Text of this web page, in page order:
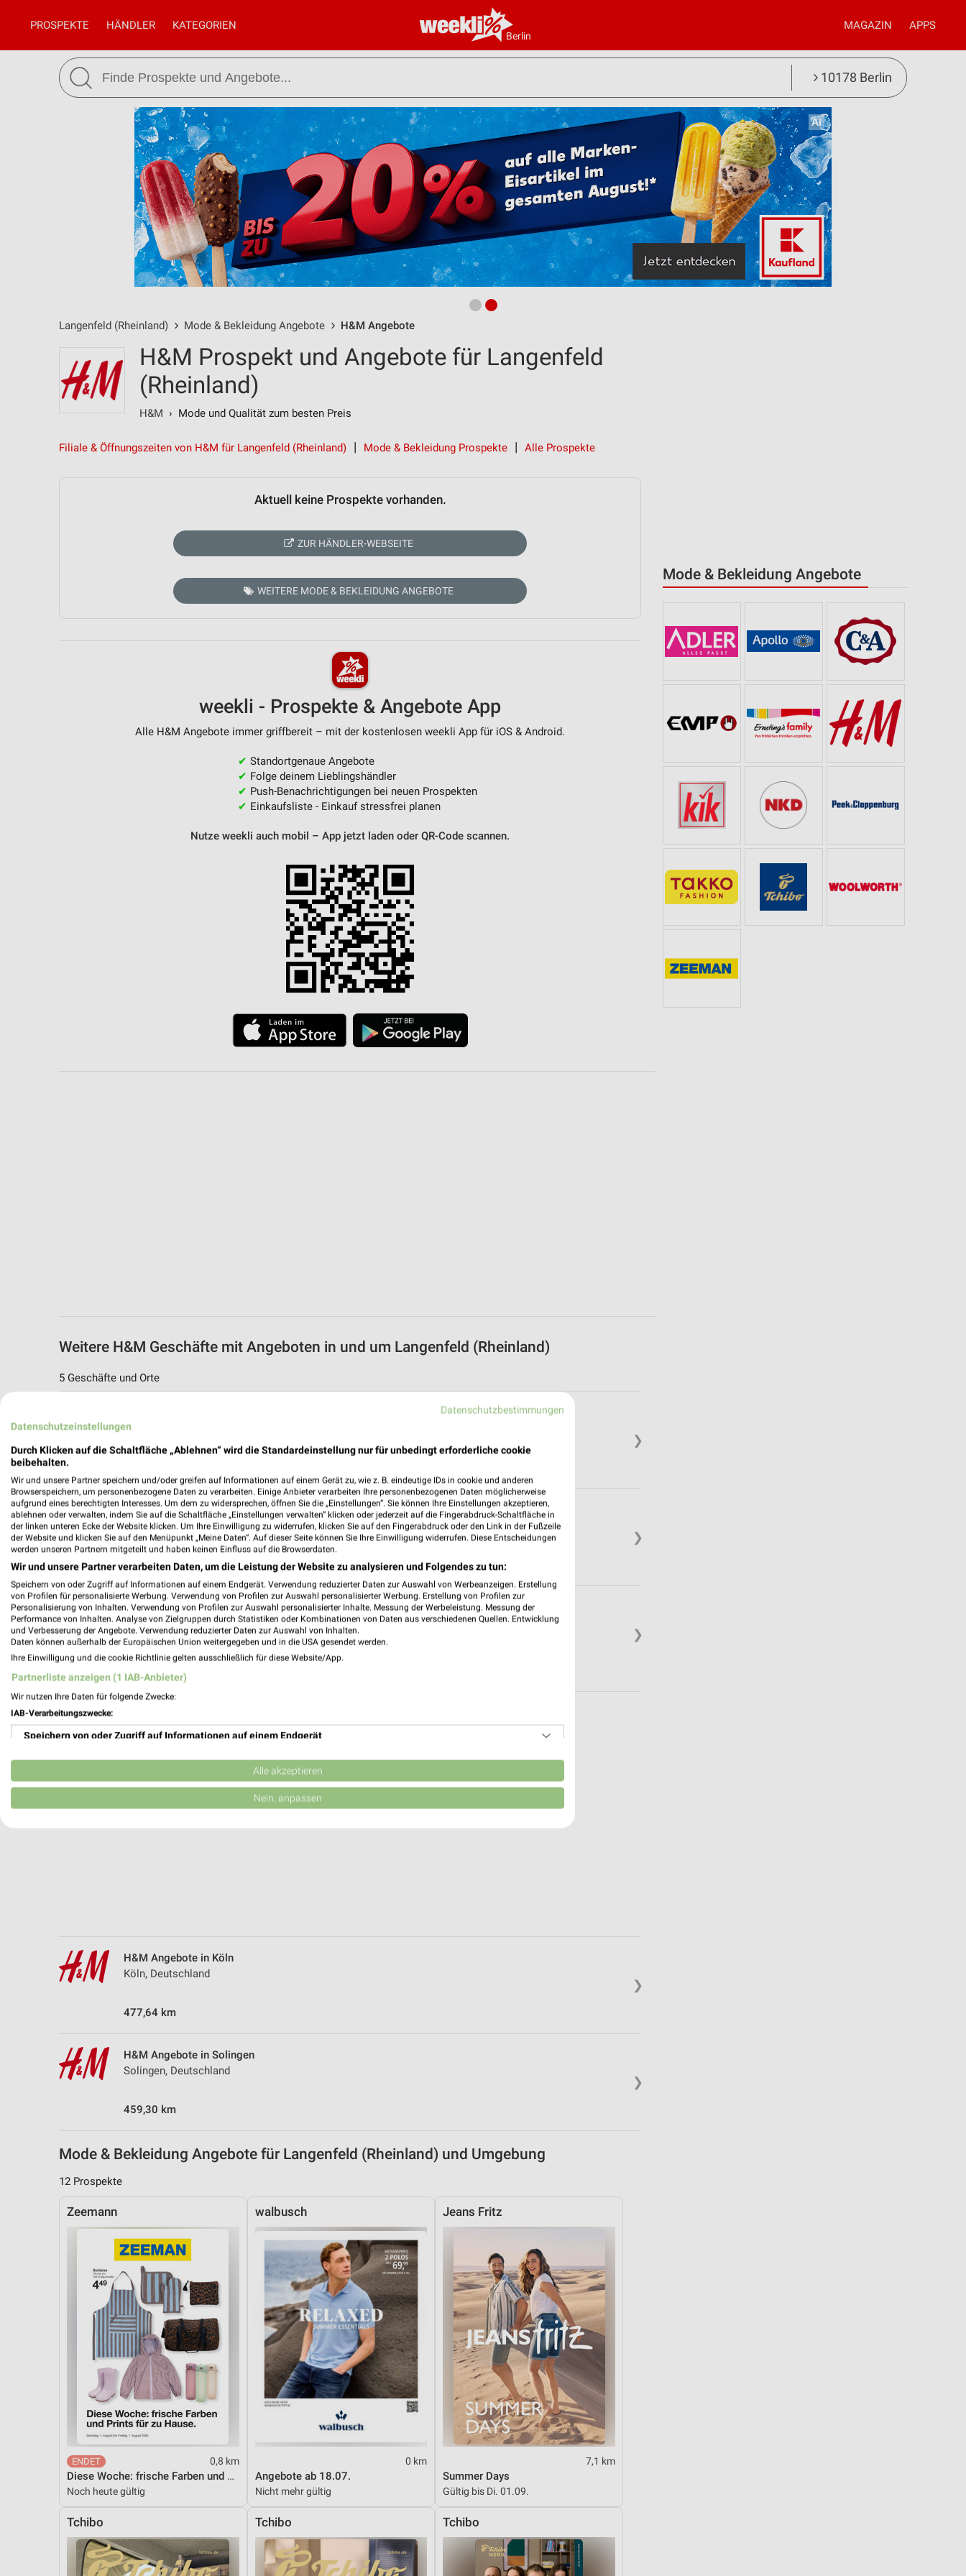
Berlin
PROSPEKTE HÄNDLER KATEGORIEN MAGAZIN APPS
10178 Berlin
Langenfeld (Rheinland) Mode & Bekleidung Angebote H&M Angebote
Mode & Bekleidung Angebote
H&M Prospekt und Angebote für Langenfeld
(Rheinland)
H&M › Mode und Qualität zum besten Preis
Filiale & Öffnungszeiten von H&M für Langenfeld (Rheinland) Mode & Bekleidung Prospekte Alle Prospekte
Aktuell keine Prospekte vorhanden.
ZUR HÄNDLER-WEBSEITE
WEITERE MODE & BEKLEIDUNG ANGEBOTE
weekli - Prospekte & Angebote App
Alle H&M Angebote immer griffbereit – mit der kostenlosen weekli App für iOS & Android.
✔ Standortgenaue Angebote
✔ Folge deinem Lieblingshändler
✔ Push-Benachrichtigungen bei neuen Prospekten
✔ Einkaufsliste - Einkauf stressfrei planen
Nutze weekli auch mobil – App jetzt laden oder QR-Code scannen.
Weitere H&M Geschäfte mit Angeboten in und um Langenfeld (Rheinland)
5 Geschäfte und Orte
❯
Hilden, Deutschland
❯
H&M Angebote in Dormagen
Dormagen, Deutschland
478,24 km
❯
H&M Angebote in Leverkusen
Leverkusen, Deutschland
471,28 km
❯
H&M Angebote in Köln
Köln, Deutschland
477,64 km
❯
H&M Angebote in Solingen
Solingen, Deutschland
459,30 km
Mode & Bekleidung Angebote für Langenfeld (Rheinland) und Umgebung
12 Prospekte
Zeemann
0,8 km
Diese Woche: frische Farben und Prints für zu Hause.
Noch heute gültig
walbusch
0 km
Angebote ab 18.07.
Nicht mehr gültig
Jeans Fritz
7,1 km
Summer Days
Gültig bis Di. 01.09.
Tchibo Tchibo Tchibo
Datenschutzbestimmungen
Datenschutzeinstellungen
Durch Klicken auf die Schaltfläche „Ablehnen“ wird die Standardeinstellung nur für unbedingt erforderliche cookie
beibehalten.
Wir und unsere Partner speichern und/oder greifen auf Informationen auf einem Gerät zu, wie z. B. eindeutige IDs in cookie und anderen
Browserspeichern, um personenbezogene Daten zu verarbeiten. Einige Anbieter verarbeiten Ihre personenbezogenen Daten möglicherweise
aufgrund eines berechtigten Interesses. Um dem zu widersprechen, öffnen Sie die „Einstellungen“. Sie können Ihre Einstellungen akzeptieren,
ablehnen oder verwalten, indem Sie auf die Schaltfläche „Einstellungen verwalten“ klicken oder jederzeit auf die Fingerabdruck-Schaltfläche in
der linken unteren Ecke der Website klicken. Um Ihre Einwilligung zu widerrufen, klicken Sie auf den Fingerabdruck oder den Link in der Fußzeile
der Website und klicken Sie auf den Menüpunkt „Meine Daten“. Auf dieser Seite können Sie Ihre Einwilligung widerrufen. Diese Entscheidungen
werden unseren Partnern mitgeteilt und haben keinen Einfluss auf die Browserdaten.
Wir und unsere Partner verarbeiten Daten, um die Leistung der Website zu analysieren und Folgendes zu tun:
Speichern von oder Zugriff auf Informationen auf einem Endgerät. Verwendung reduzierter Daten zur Auswahl von Werbeanzeigen. Erstellung
von Profilen für personalisierte Werbung. Verwendung von Profilen zur Auswahl personalisierter Werbung. Erstellung von Profilen zur
Personalisierung von Inhalten. Verwendung von Profilen zur Auswahl personalisierter Inhalte. Messung der Werbeleistung. Messung der
Performance von Inhalten. Analyse von Zielgruppen durch Statistiken oder Kombinationen von Daten aus verschiedenen Quellen. Entwicklung
und Verbesserung der Angebote. Verwendung reduzierter Daten zur Auswahl von Inhalten.
Daten können außerhalb der Europäischen Union weitergegeben und in die USA gesendet werden.
Ihre Einwilligung und die cookie Richtlinie gelten ausschließlich für diese Website/App.
Partnerliste anzeigen (1 IAB-Anbieter)
Wir nutzen Ihre Daten für folgende Zwecke:
IAB-Verarbeitungszwecke:
Speichern von oder Zugriff auf Informationen auf einem Endgerät
Verwendung reduzierter Daten zur Auswahl von Werbeanzeigen
Erstellung von Profilen für personalisierte Werbung
Analyse von Zielgruppen durch Statistiken oder Kombinationen von Daten aus verschiedenen
Quellen
Entwicklung und Verbesserung der Angebote
IAB-Besonderheiten:
Geräte anhand von aktiv angeforderten Informationen identifizieren
Alle akzeptieren
Nein, anpassen